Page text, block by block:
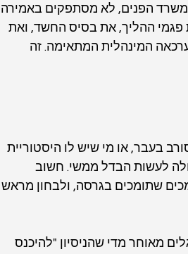
משרד הפנים, לא מסתפקים באמירה
פגמי ההליך, את בסיס החשד, ואת
המינהלית המתאימה. זה
בעבר, או מי שיש לו היסטוריית
לעשות הבדל ממשי. חשוב
שתומכים בגרסה, ולבחון מראש
מאוחר מדי שהניסיון "להיכנס